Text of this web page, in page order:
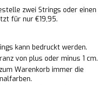
zwei Strings oder einen
für nur €19,95.
kann bedruckt werden.
von plus oder minus 1 cm.
Warenkorb immer die